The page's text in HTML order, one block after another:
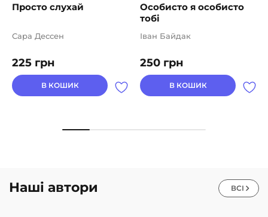
Просто слухай
225 грн
Сара Дессен
В КОШИК
Особисто я особисто
тобі
250 грн
Іван Байдак
В КОШИК
Наші автори ВСІ